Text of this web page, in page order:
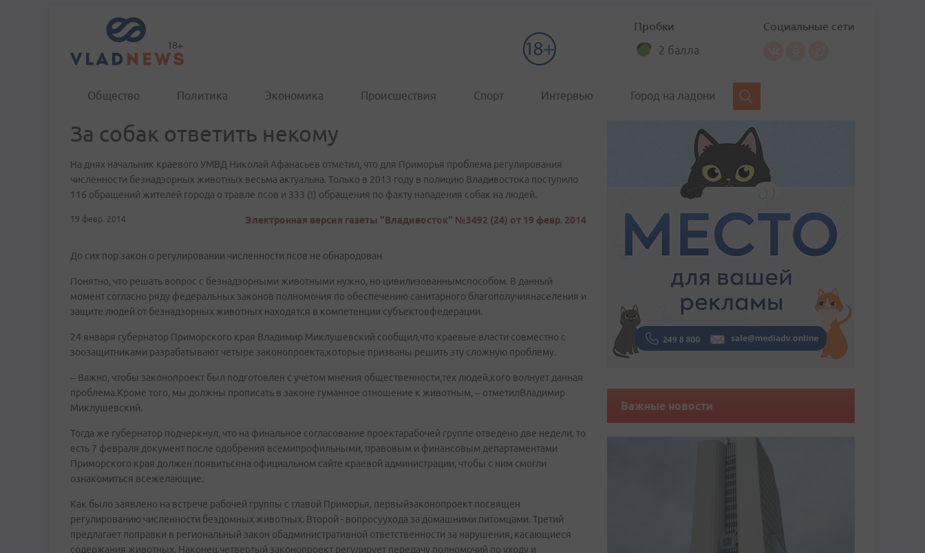
Пробки
2 балла
Социальные сети
Общество Политика Экономика Происшествия Спорт Интервью Город на ладони
За собак ответить некому
На днях начальник краевого УМВД Николай Афанасьев отметил, что для Приморья проблема регулирования
численности безнадзорных животных весьма актуальна. Только в 2013 году в полицию Владивостока поступило
116 обращений жителей города о травле псов и 333 (!) обращения по факту нападения собак на людей.
19 февр. 2014 Электронная версия газеты "Владивосток" №3492 (24) от 19 февр. 2014
До сих пор закон о регулировании численности псов не обнародован
Понятно, что решать вопрос с безнадзорными животными нужно, но цивилизованнымспособом. В данный
момент согласно ряду федеральных законов полномочия по обеспечению санитарного благополучиянаселения и
защите людей от безнадзорных животных находятся в компетенции субъектовфедерации.
24 января губернатор Приморского края Владимир Миклушевский сообщил,что краевые власти совместно с
зоозащитниками разрабатывают четыре законопроекта,которые призваны решить эту сложную проблему.
– Важно, чтобы законопроект был подготовлен с учетом мнения общественности,тех людей,кого волнует данная
проблема.Кроме того, мы должны прописать в законе гуманное отношение к животным, – отметилВладимир
Миклушевский.
Тогда же губернатор подчеркнул, что на финальное согласование проектарабочей группе отведено две недели, то
есть 7 февраля документ после одобрения всемипрофильными, правовым и финансовым департаментами
Приморского края должен появитьсяна официальном сайте краевой администрации, чтобы с ним смогли
ознакомиться всежелающие.
Как было заявлено на встрече рабочей группы с главой Приморья, первыйзаконопроект посвящен
регулированию численности бездомных животных. Второй - вопросуухода за домашними питомцами. Третий
предлагает поправки в региональный закон обадминистративной ответственности за нарушения, касающиеся
содержания животных. Наконец,четвертый законопроект регулирует передачу полномочий по уходу и
Важные новости